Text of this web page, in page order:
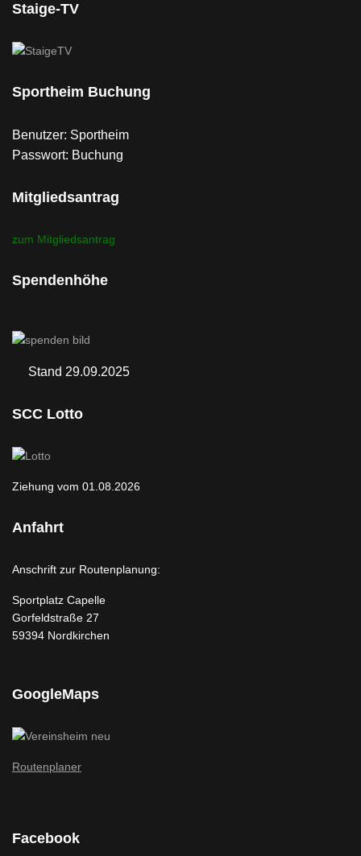
Staige-TV
Sportheim Buchung
Benutzer: Sportheim
Passwort: Buchung
Mitgliedsantrag
zum Mitgliedsantrag
Spendenhöhe
Stand 29.09.2025
SCC Lotto
Ziehung vom 01.08.2026
Anfahrt
Anschrift zur Routenplanung:
Sportplatz Capelle
Gorfeldstraße 27
59394 Nordkirchen
GoogleMaps
Routenplaner
Facebook